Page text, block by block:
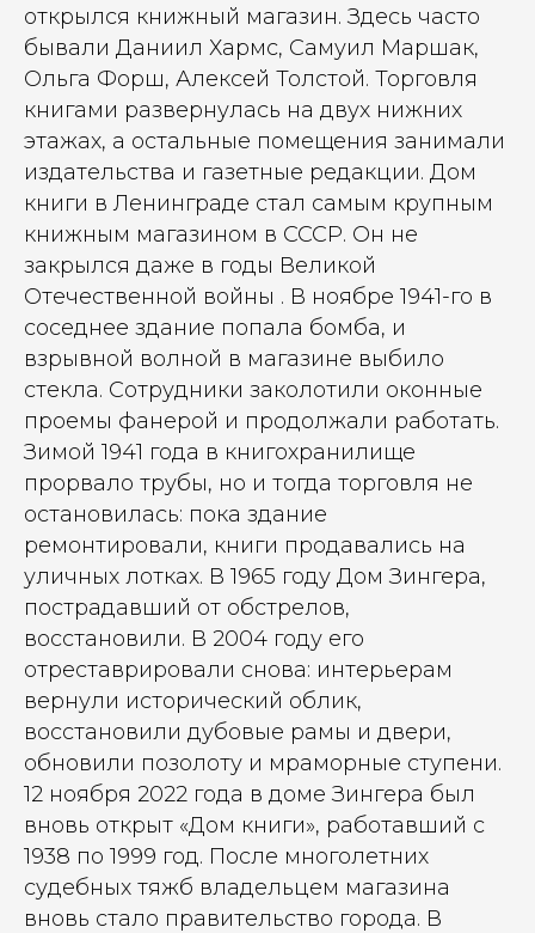
открылся книжный магазин. Здесь часто
бывали Даниил Хармс, Самуил Маршак,
Ольга Форш, Алексей Толстой. Торговля
книгами развернулась на двух нижних
этажах, а остальные помещения занимали
издательства и газетные редакции. Дом
книги в Ленинграде стал самым крупным
книжным магазином в СССР. Он не
закрылся даже в годы Великой
Отечественной войны . В ноябре 1941-го в
соседнее здание попала бомба, и
взрывной волной в магазине выбило
стекла. Сотрудники заколотили оконные
проемы фанерой и продолжали работать.
Зимой 1941 года в книгохранилище
прорвало трубы, но и тогда торговля не
остановилась: пока здание
ремонтировали, книги продавались на
уличных лотках. В 1965 году Дом Зингера,
пострадавший от обстрелов,
восстановили. В 2004 году его
отреставрировали снова: интерьерам
вернули исторический облик,
восстановили дубовые рамы и двери,
обновили позолоту и мраморные ступени.
12 ноября 2022 года в доме Зингера был
вновь открыт «Дом книги», работавший с
1938 по 1999 год. После многолетних
судебных тяжб владельцем магазина
вновь стало правительство города. В